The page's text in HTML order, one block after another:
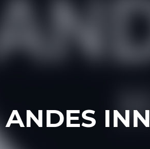
INN